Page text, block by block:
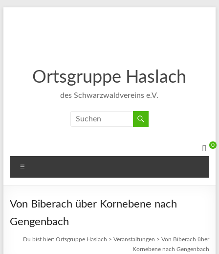
Ortsgruppe Haslach
des Schwarzwaldvereins e.V.
0
Von Biberach über Kornebene nach
Gengenbach
Du bist hier:Ortsgruppe Haslach >Veranstaltungen >Von Biberach über
Kornebene nach Gengenbach